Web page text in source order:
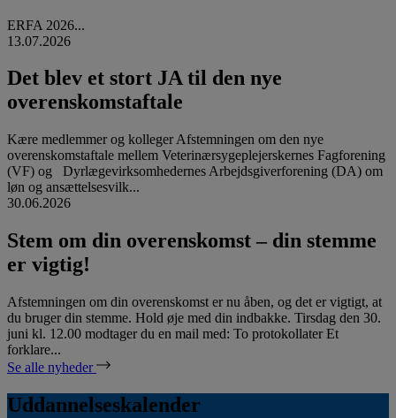
ERFA 2026...
13.07.2026
Det blev et stort JA til den nye
overenskomstaftale
Kære medlemmer og kolleger Afstemningen om den nye
overenskomstaftale mellem Veterinærsygeplejerskernes Fagforening
(VF) og Dyrlægevirksomhedernes Arbejdsgiverforening (DA) om
løn og ansættelsesvilk...
30.06.2026
Stem om din overenskomst – din stemme
er vigtig!
Afstemningen om din overenskomst er nu åben, og det er vigtigt, at
du bruger din stemme. Hold øje med din indbakke. Tirsdag den 30.
juni kl. 12.00 modtager du en mail med: To protokollater Et
forklare...
Se alle nyheder
Uddannelseskalender